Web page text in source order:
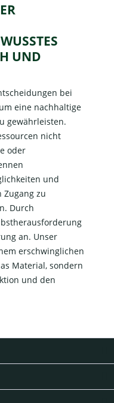
UND
bei
eine nachhaltige
gewährleisten.
nicht
oder
und
Zugang zu
Durch
an. Unser
erschwinglichen
Material, sondern
und den